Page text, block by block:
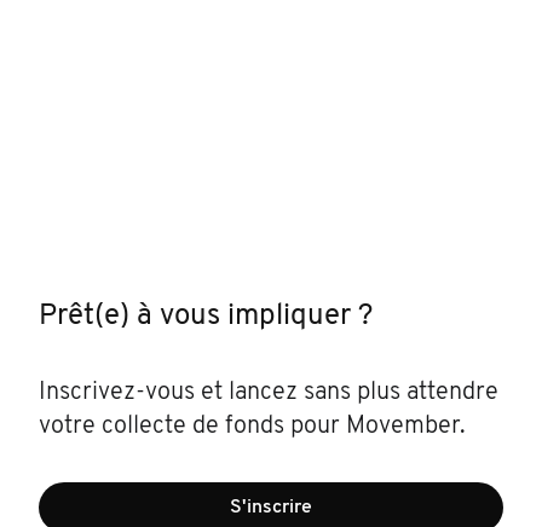
Prêt(e) à vous impliquer ?
Inscrivez-vous et lancez sans plus attendre
votre collecte de fonds pour Movember.
S'inscrire